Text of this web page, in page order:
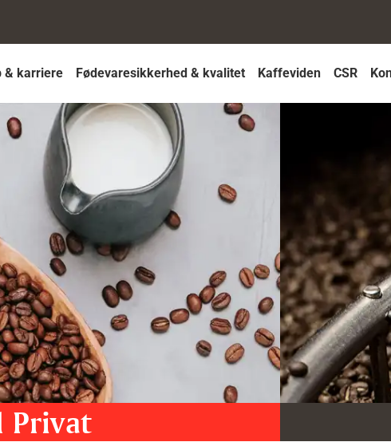
& karriere Fødevaresikkerhed & kvalitet Kaffeviden CSR
Privat